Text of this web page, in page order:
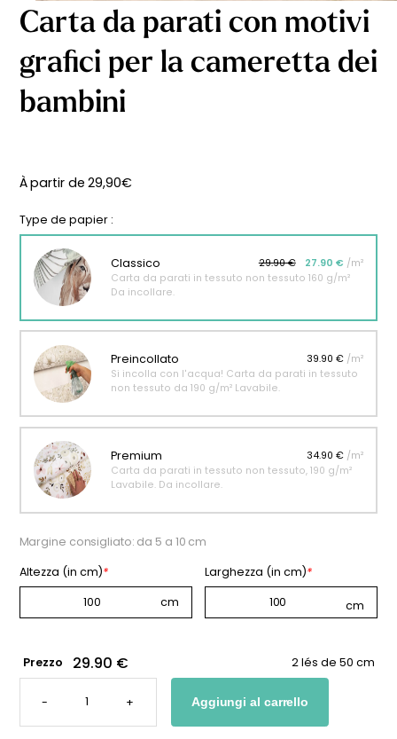
Carta da parati con motivi
grafici per la cameretta dei
bambini
À partir de29,90€
Type de papier :
Classico 29.90 € 27.90 € /m²
Carta da parati in tessuto non tessuto 160 g/m²
Da incollare.
Preincollato 39.90 € /m²
Si incolla con l'acqua! Carta da parati in tessuto
non tessuto da 190 g/m² Lavabile.
Premium 34.90 € /m²
Carta da parati in tessuto non tessuto, 190 g/m²
Lavabile. Da incollare.
Margine consigliato: da 5 a 10 cm
Altezza (in cm)* Larghezza (in cm)*
Prezzo 29.90 € 2 lés de 50 cm
-
CARTA
PARATI
MOTIVI
+ Aggiungi al carrello